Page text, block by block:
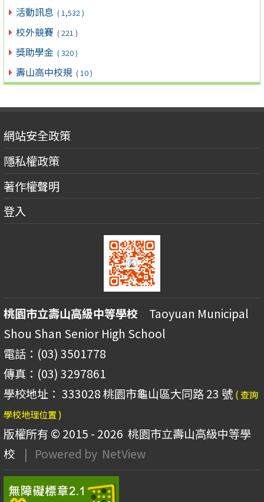
活動訊息 ( 1,532 )
校外競賽 ( 221 )
獎助學金 ( 320 )
壽山高中校規 ( 10 )
網站安全政策
隱私權政策
著作權聲明
登入
桃園市立壽山高級中等學校 Taoyuan Municipal
Shou Shan Senior High School
電話：(03) 3501778
傳真：(03) 3297861
學校地址： 333028 桃園市龜山區大同路 23 號 ( 查詢
學校地理位置 )
版權所有 © 2015 - 2026 桃園市立壽山高級中等學
校
| Powered by NetView